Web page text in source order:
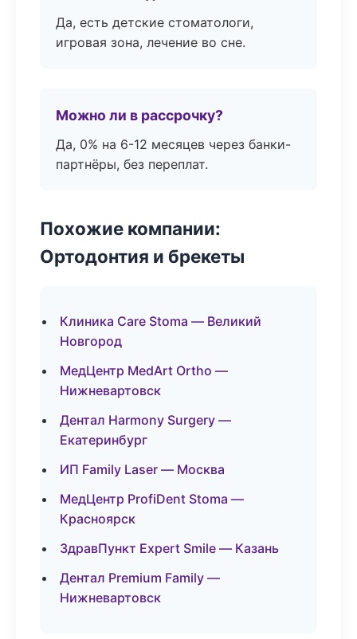
Да, есть детские стоматологи,
игровая зона, лечение во сне.
Можно ли в рассрочку?
Да, 0% на 6-12 месяцев через банки-
партнёры, без переплат.
Похожие компании:
Ортодонтия и брекеты
Клиника Care Stoma — Великий
Новгород
МедЦентр MedArt Ortho —
Нижневартовск
Дентал Harmony Surgery —
Екатеринбург
ИП Family Laser — Москва
МедЦентр ProfiDent Stoma —
Красноярск
ЗдравПункт Expert Smile — Казань
Дентал Premium Family —
Нижневартовск